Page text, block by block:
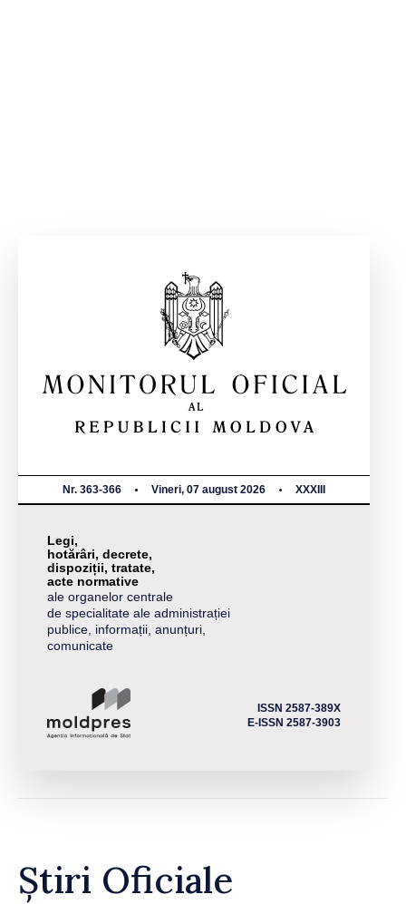
Nr. 363-366 Vineri, 07 august 2026 XXXIII
Legi,
hotărâri, decrete,
dispoziții, tratate,
acte normative
ale organelor centrale
de specialitate ale administrației
publice, informații, anunțuri,
comunicate
ISSN 2587-389X
E-ISSN 2587-3903
Știri Oficiale